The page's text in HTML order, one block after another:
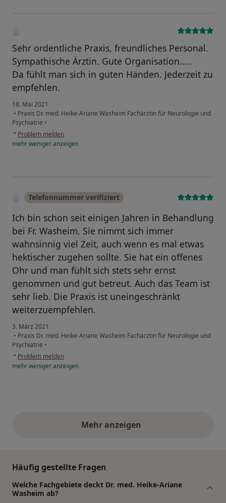
Sehr ordentliche Praxis, freundliches Personal.
Sympathische Ärztin. Gute Organisation.....
Da fühlt man sich in guten Händen. Jederzeit zu
empfehlen.
18. Mai 2021
• Praxis Dr. med. Heike-Ariane Washeim Fachärztin für Neurologie und
Psychiatrie •
• Problem melden
mehrwenigeranzeigen
Telefonnummer verifiziert
Ich bin schon seit einigen Jahren in Behandlung
bei Fr. Washeim. Sie nimmt sich immer
wahnsinnig viel Zeit, auch wenn es mal etwas
hektischer zugehen sollte. Sie hat ein offenes
Ohr und man fühlt sich stets sehr ernst
genommen und gut betreut. Auch das Team ist
sehr lieb. Die Praxis ist uneingeschränkt
weiterzuempfehlen.
3. März 2021
• Praxis Dr. med. Heike-Ariane Washeim Fachärztin für Neurologie und
Psychiatrie •
• Problem melden
mehrwenigeranzeigen
Mehr anzeigenobige Stellungnahmen
Häufig gestellte Fragen
Welche Fachgebiete deckt Dr. med. Heike-Ariane
Washeim ab?